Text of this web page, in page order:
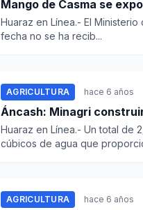
Huaraz en Línea.- El
fecha no se ha recib...
AGRICULTURA hace 6 años
Áncash: Minagri
Huaraz en Línea.- Un total de
cúbicos de agua que
AGRICULTURA hace 6 años